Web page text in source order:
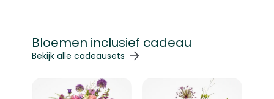
Bloemen inclusief cadeau
Navigeren door de elementen van de carrousel is
Druk om carrousel over te slaan
Bekijk alle cadeausets